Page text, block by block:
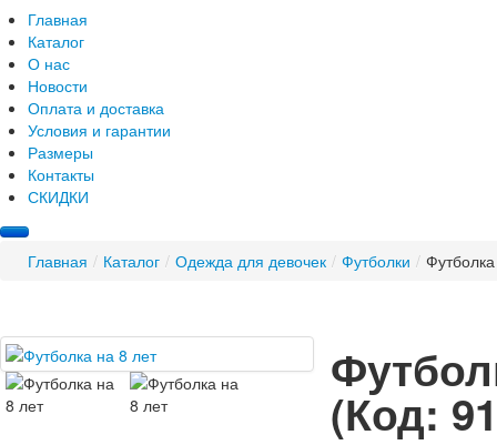
Главная
Каталог
О нас
Новости
Оплата и доставка
Условия и гарантии
Размеры
Контакты
СКИДКИ
Главная / Каталог / Одежда для девочек / Футболки /
(Код: